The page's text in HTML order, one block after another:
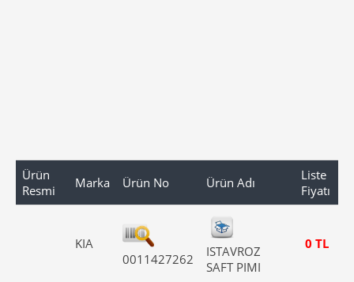
Ürün
Resmi
Marka Ürün No Ürün Adı
Liste
Fiyatı
KIA
0011427262
ISTAVROZ
SAFT PIMI
0 TL